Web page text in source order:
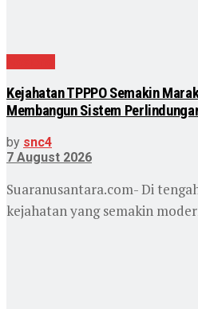
Kejahatan TPPPO Semakin
Membangun Sistem
by snc4
7 August 2026
Suaranusantara.com- Di
kejahatan yang semakin